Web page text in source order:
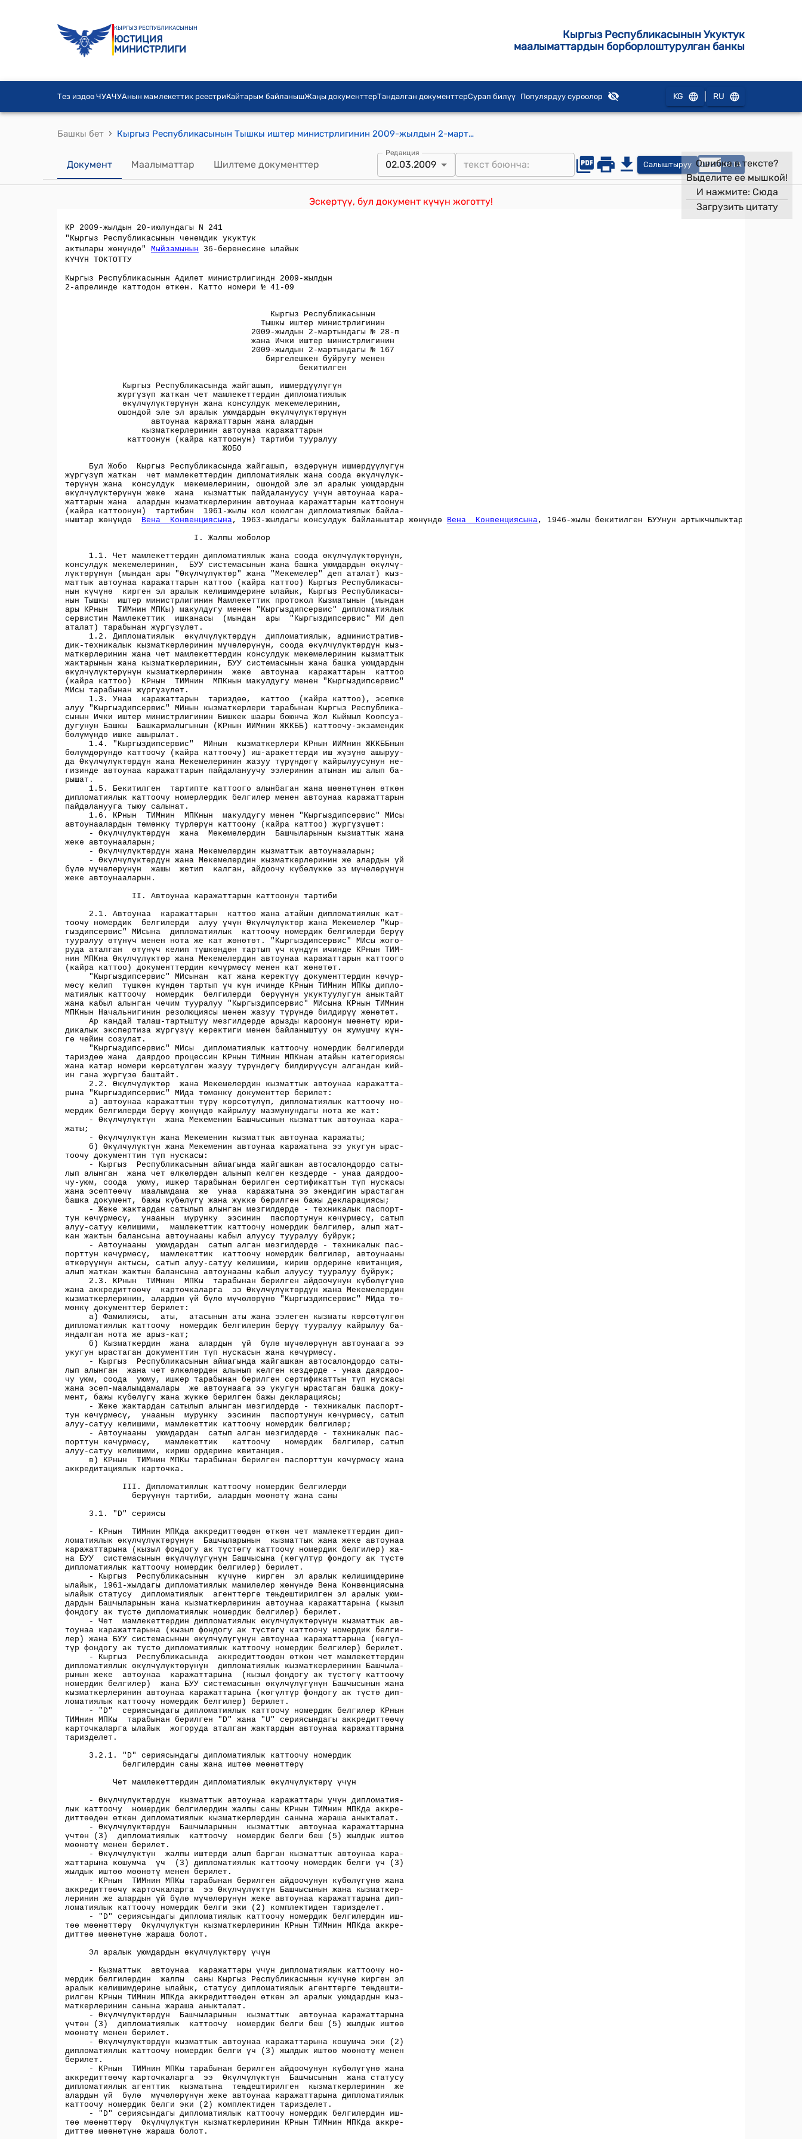
КЫРГЫЗ РЕСПУБЛИКАСЫНЫН
ЮСТИЦИЯ
МИНИСТРЛИГИ
Кыргыз Республикасынын Укуктук
маалыматтардын борборлоштурулган банкы
Тез издөө ЧУАЧУАнын мамлекеттик реестриКайтарым байланышЖаңы документтерТандалган документтерСурап билүү Популярдуу суроолор KG RU
Башкы бет › Кыргыз Республикасынын Тышкы иштер министрлигинин 2009-жылдын 2-мартындагы № 28-п жана Ички иштер министрлигинин 2009-жылдын 2-мартындагы № 167 биргелешкен буйругу менен бекитилгенКыргыз Республикасында жайгашып, ишмердүүлүгүн жүргүзүп жаткан чет мамлекеттердин дипломатиялык өкүлчүлүктөрүнүн жана консулдук мекемелеринин, ошондой эле эл аралык уюмдардын өкүлчүлүктөрүнүн автоунаа каражаттарын жана алардын кызматкерлеринин автоунаа каражаттарын каттоонун (кайра каттоонун) тартиби тууралуу Жобо
Документ Маалыматтар Шилтеме документтер
Редакция
02.03.2009 Салыштыруу OPEN DATA
Эскертүү, бул документ күчүн жоготту!
Ошибка в тексте?
Выделите ее мышкой!
И нажмите: Сюда
Загрузить цитату